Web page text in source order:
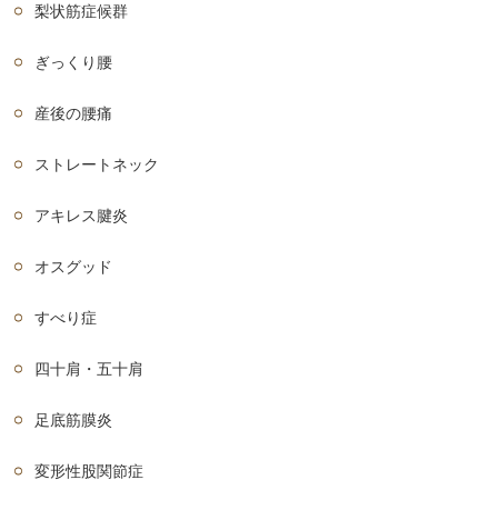
梨状筋症候群
ぎっくり腰
産後の腰痛
ストレートネック
アキレス腱炎
オスグッド
すべり症
四十肩・五十肩
足底筋膜炎
変形性股関節症